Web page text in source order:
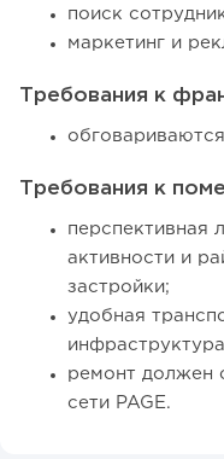
поиск
маркетинг и
Требования к
Требования к
перспективная
активности и
застройки;
удобная
ремонт должен
сети PAGE.